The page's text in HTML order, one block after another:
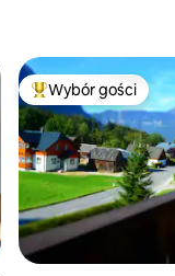
Najpopularniejsze z
Wybór gości